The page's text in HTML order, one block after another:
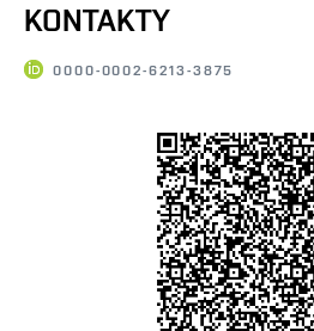
KONTAKTY
0000-0002-6213-3875